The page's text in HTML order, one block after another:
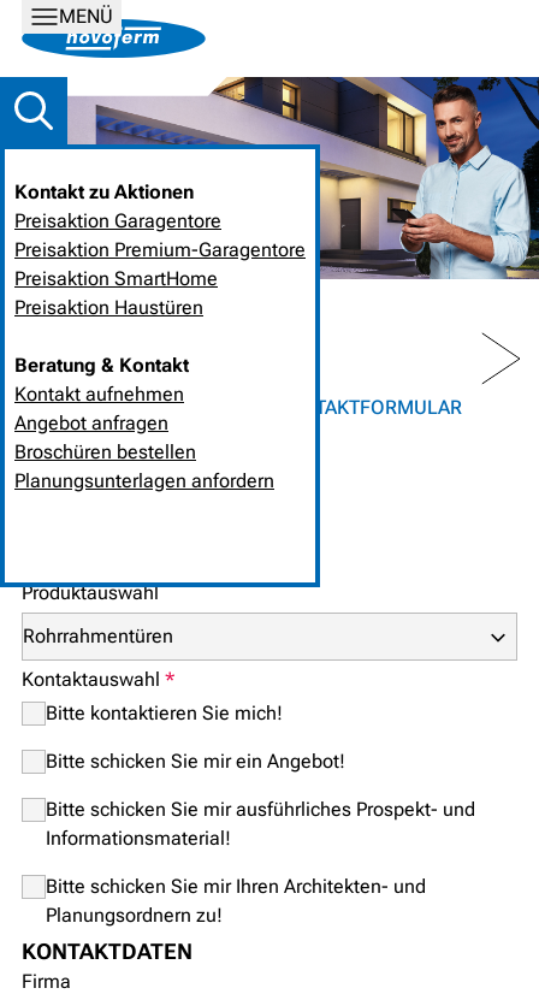
MENÜ
Kontakt zu Aktionen
Preisaktion Garagentore
Preisaktion Premium-Garagentore
Preisaktion SmartHome
Preisaktion Haustüren
Beratung & Kontakt
Kontakt aufnehmen
Angebot anfragen
Broschüren bestellen
Planungsunterlagen anfordern
NEXT
HOME UNTERNEHMEN KONTAKTFORMULAR
KONTAKTFORMULAR
Produktauswahl
Kontaktauswahl *
Bitte kontaktieren Sie mich!
Bitte schicken Sie mir ein Angebot!
Bitte schicken Sie mir ausführliches Prospekt- und
Informationsmaterial!
Bitte schicken Sie mir Ihren Architekten- und
Planungsordnern zu!
KONTAKTDATEN
Firma